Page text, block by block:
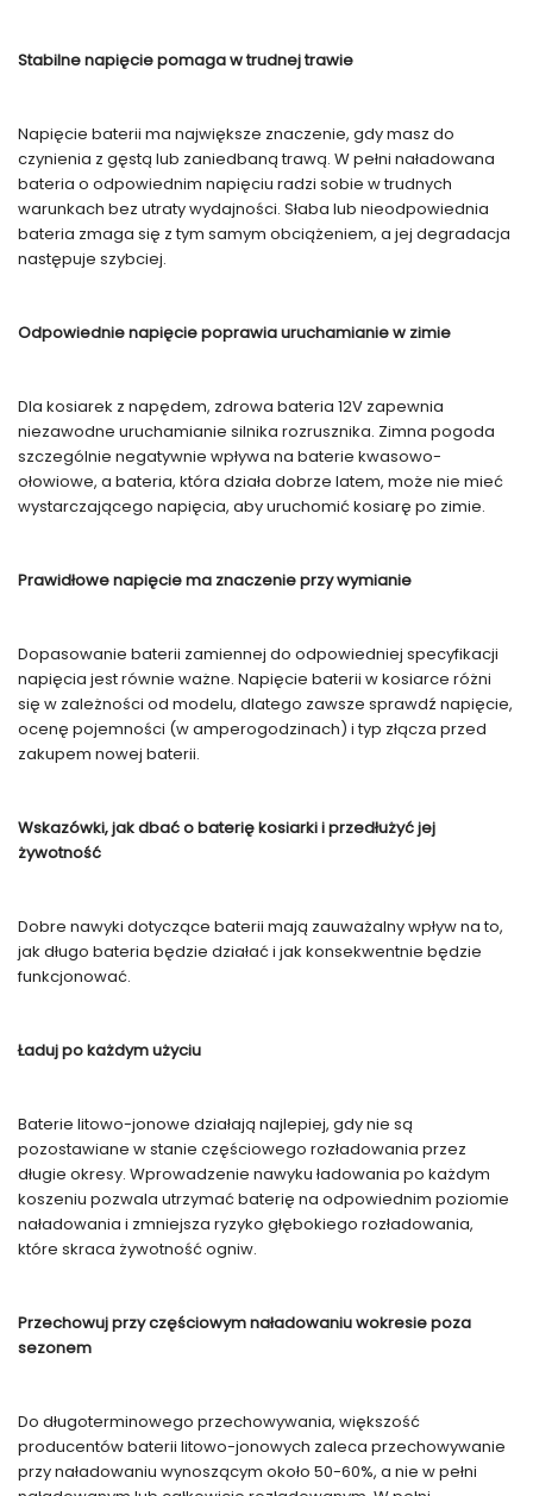
Stabilne napięcie pomaga w trudnej trawie
Napięcie baterii ma największe znaczenie, gdy masz do
czynienia z gęstą lub zaniedbaną trawą. W pełni naładowana
bateria o odpowiednim napięciu radzi sobie w trudnych
warunkach bez utraty wydajności. Słaba lub nieodpowiednia
bateria zmaga się z tym samym obciążeniem, a jej degradacja
następuje szybciej.
Odpowiednie napięcie poprawia uruchamianie w zimie
Dla kosiarek z napędem, zdrowa bateria 12V zapewnia
niezawodne uruchamianie silnika rozrusznika. Zimna pogoda
szczególnie negatywnie wpływa na baterie kwasowo-
ołowiowe, a bateria, która działa dobrze latem, może nie mieć
wystarczającego napięcia, aby uruchomić kosiarę po zimie.
Prawidłowe napięcie ma znaczenie przy wymianie
Dopasowanie baterii zamiennej do odpowiedniej specyfikacji
napięcia jest równie ważne. Napięcie baterii w kosiarce różni
się w zależności od modelu, dlatego zawsze sprawdź napięcie,
ocenę pojemności (w amperogodzinach) i typ złącza przed
zakupem nowej baterii.
Wskazówki, jak dbać o baterię kosiarki i przedłużyć jej
żywotność
Dobre nawyki dotyczące baterii mają zauważalny wpływ na to,
jak długo bateria będzie działać i jak konsekwentnie będzie
funkcjonować.
Ładuj po każdym użyciu
Baterie litowo-jonowe działają najlepiej, gdy nie są
pozostawiane w stanie częściowego rozładowania przez
długie okresy. Wprowadzenie nawyku ładowania po każdym
koszeniu pozwala utrzymać baterię na odpowiednim poziomie
naładowania i zmniejsza ryzyko głębokiego rozładowania,
które skraca żywotność ogniw.
Przechowuj przy częściowym naładowaniu wokresie poza
sezonem
Do długoterminowego przechowywania, większość
producentów baterii litowo-jonowych zaleca przechowywanie
przy naładowaniu wynoszącym około 50-60%, a nie w pełni